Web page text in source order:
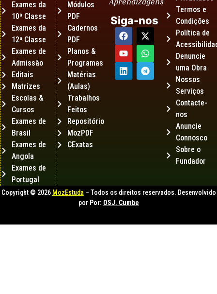
Aprendizagens
Siga-nos
Termos e
Condições
Política de
Denuncie
uma Obra
Nossos
Serviços
Contacte-
nos
Anuncie
Connosco
Sobre o
Fundador
Exames da
10ª Classe
Exames da
12ª Classe
Exames de
Admissão
Editais
Matrizes
Escolas &
Cursos
Exames de
Brasil
Exames de
Angola
Exames de
Portugal
Módulos
PDF
Cadernos
PDF
Planos &
Programas
Matérias
(Aulas)
Trabalhos
Feitos
Repositório
MozPDF
CExatas
Copyright © 2026 MozEstuda – Todos os direitos reservados. Desenvolvido
por Por: OSJ. Cumbe